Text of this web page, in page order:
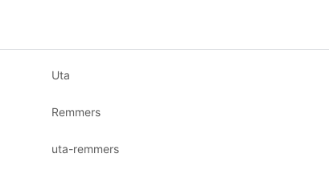
Uta
Remmers
uta-remmers